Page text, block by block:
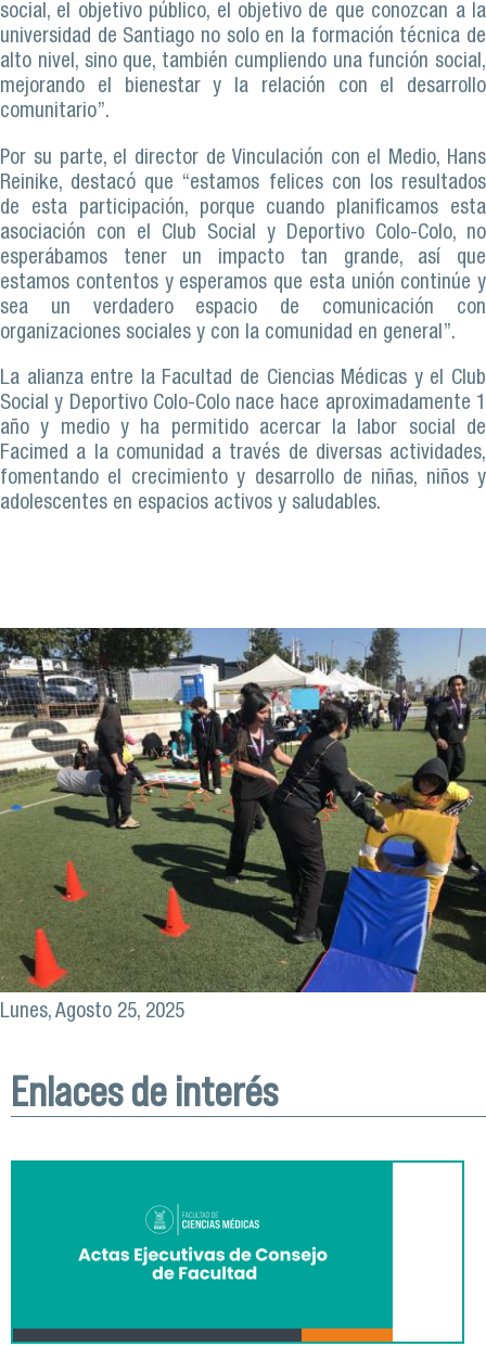
social, el objetivo público, el objetivo de que conozcan a la
universidad de Santiago no solo en la formación técnica de
alto nivel, sino que, también cumpliendo una función social,
mejorando el bienestar y la relación con el desarrollo
comunitario”.
Por su parte, el director de Vinculación con el Medio, Hans
Reinike, destacó que “estamos felices con los resultados
de esta participación, porque cuando planificamos esta
asociación con el Club Social y Deportivo Colo-Colo, no
esperábamos tener un impacto tan grande, así que
estamos contentos y esperamos que esta unión continúe y
sea un verdadero espacio de comunicación con
organizaciones sociales y con la comunidad en general”.
La alianza entre la Facultad de Ciencias Médicas y el Club
Social y Deportivo Colo-Colo nace hace aproximadamente 1
año y medio y ha permitido acercar la labor social de
Facimed a la comunidad a través de diversas actividades,
fomentando el crecimiento y desarrollo de niñas, niños y
adolescentes en espacios activos y saludables.
Lunes, Agosto 25, 2025
Enlaces de interés